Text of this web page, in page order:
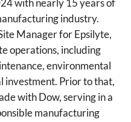
with nearly 15 years of
industry.
Manager for Epsilyte,
operations, including
environmental
investment. Prior to that,
with Dow, serving in a
manufacturing